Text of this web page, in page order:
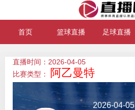
首页 篮球直播 足球直播
直播时间：2026-04-05
比赛类型：
阿乙曼特
2026-04-05